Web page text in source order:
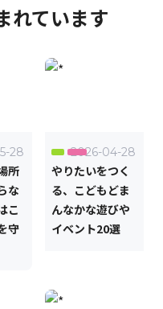
れています
28
所
な
こ
守
2026-04-28
やりたいをつく
る、こどもどま
んなかな遊びや
イベント20選